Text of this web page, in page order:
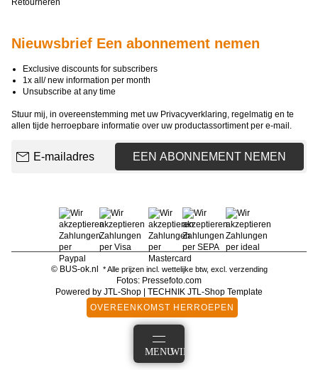
Retourneren
Nieuwsbrief Een abonnement nemen
Exclusive discounts for subscribers
1x all/ new information per month
Unsubscribe at any time
Stuur mij, in overeenstemming met uw Privacyverklaring, regelmatig en te
allen tijde herroepbare informatie over uw productassortiment per e-mail.
EEN ABONNEMENT NEMEN
© BUS-ok.nl * Alle prijzen incl. wettelijke btw, excl. verzending
Fotos: Pressefoto.com
Powered by JTL-Shop
TECHNIK JTL-Shop Template
OVEREENKOMST HERROEPEN
MENUWINKELMANDJE